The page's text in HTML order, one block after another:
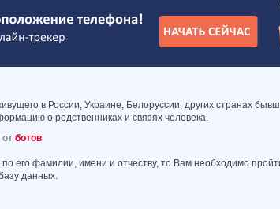
в России, Украине, Белоруссии, других странах
о родственниках и связях человека.
ботов
его фамилии, имени и отчеству, то Вам необходимо
данных.